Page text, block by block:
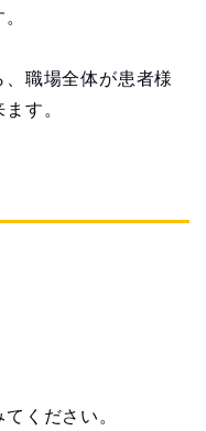
職場全体が患者様
す。
ください。